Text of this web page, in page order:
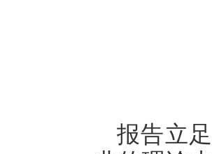
报告立